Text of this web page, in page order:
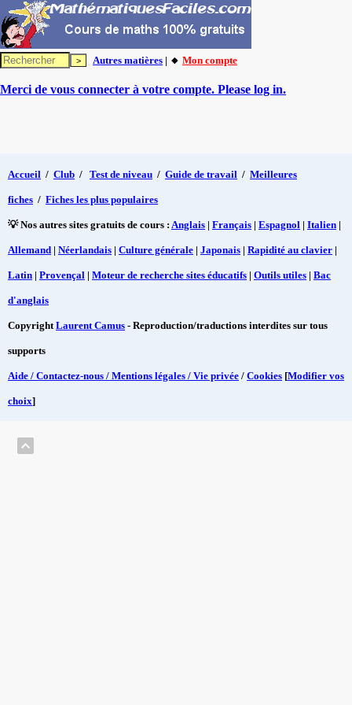
Autres matières | 🔸 Mon compte
Merci de vous connecter à votre compte. Please log in.
Accueil / Club / Test de niveau / Guide de travail / Meilleures
fiches / Fiches les plus populaires
💡 Nos autres sites gratuits de cours : Anglais | Français | Espagnol | Italien |
Allemand | Néerlandais | Culture générale | Japonais | Rapidité au clavier |
Latin | Provençal | Moteur de recherche sites éducatifs | Outils utiles | Bac
d'anglais
CopyrightLaurent Camus - Reproduction/traductions interdites sur tous
supports
Aide / Contactez-nous / Mentions légales / Vie privée / Cookies [Modifier vos
choix]